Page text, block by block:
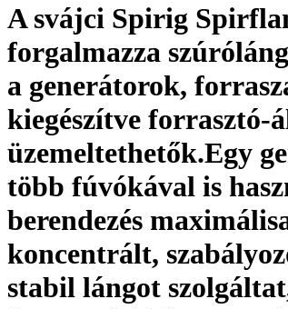
A svájci Spirig
forgalmazza
a generátorok,
kiegészítve forrasztó-
üzemeltethetők.Egy
több fúvókával is
berendezés
koncentrált,
stabil lángot